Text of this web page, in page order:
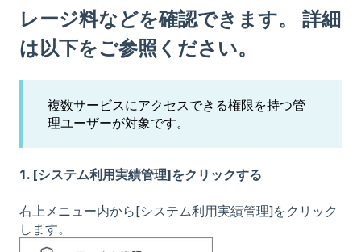
レージ料などを確認できます。 詳細
は以下をご参照ください。
複数サービスにアクセスできる権限を持つ管
理ユーザーが対象です。
1. [システム利用実績管理]をクリックする
右上メニュー内から[システム利用実績管理]をクリック
します。